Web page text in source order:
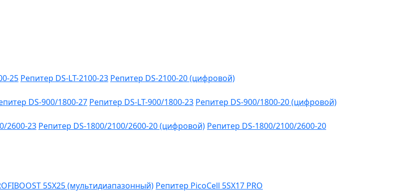
25 Репитер DS-LT-2100-23 Репитер DS-2100-20 (цифровой)
DS-900/1800-27 Репитер DS-LT-900/1800-23 Репитер DS-900/1800-20 (цифровой)
2600-23 Репитер DS-1800/2100/2600-20 (цифровой) Репитер DS-1800/2100/2600-20
5SX25 (мультидиапазонный) Репитер PicoCell 5SX17 PRO